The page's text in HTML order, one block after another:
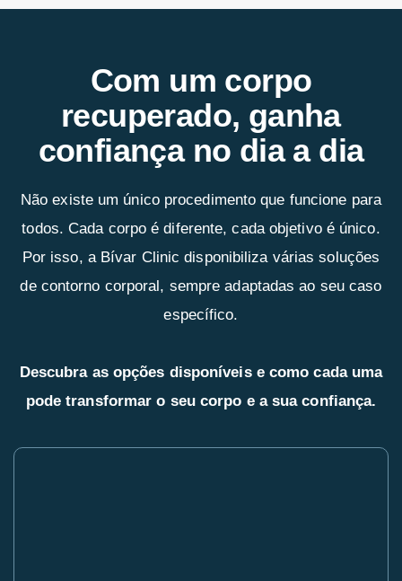
Com um corpo
recuperado, ganha
confiança no dia a dia
Não existe um único procedimento que funcione para
todos. Cada corpo é diferente, cada objetivo é único.
Por isso, a Bívar Clinic disponibiliza várias soluções
de contorno corporal, sempre adaptadas ao seu caso
específico.
Descubra as opções disponíveis e como cada uma
pode transformar o seu corpo e a sua confiança.